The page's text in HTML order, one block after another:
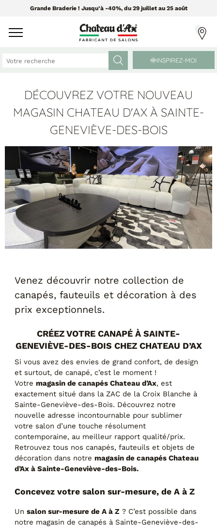
Grande Braderie ! Jusqu’à -40%, du 29 juillet au 25 août
CANAPÉS ET FAUTEUILS
Tissus Greensofa
850 tissus et 250 cuirs
PAR MATIÈRE
Canapés cuir
Canapés tissu
PAR FORME
Canapés avec méridienne
Canapés convertibles
Canapés d'angle
Canapés droits
Canapés modulables
Fauteuils de relaxation D-Stress
PAR TAILLE
MEUBLES ET DÉCO
PAR CATÉGORIE
Chaises
Coussins
Enfilades
Luminaires
Objets déco
Tableaux
Tables basses
Tables repas
Tapis
Classique
Contemporain
Industriel
INSPIREZ-MOI
DÉCOUVREZ VOTRE NOUVEAU
MAGASIN CHATEAU D'AX À SAINTE-
GENEVIÈVE-DES-BOIS
Venez découvrir notre collection de
canapés, fauteuils et décoration à des
prix exceptionnels.
CRÉEZ VOTRE CANAPÉ À SAINTE-
GENEVIÈVE-DES-BOIS CHEZ CHATEAU D’AX
Si vous avez des envies de grand confort, de design
et surtout, de canapé, c’est le moment !
Votre magasin de canapés Chateau d’Ax, est
exactement situé dans la ZAC de la Croix Blanche à
Sainte-Geneviève-des-Bois. Découvrez notre
nouvelle adresse incontournable pour sublimer
votre salon d’une touche résolument
contemporaine, au meilleur rapport qualité/prix.
Retrouvez tous nos canapés, fauteuils et objets de
décoration dans notre magasin de canapés Chateau
d’Ax à Sainte-Geneviève-des-Bois.
Concevez votre salon sur-mesure, de A à Z
Un salon sur-mesure de A à Z ? C’est possible dans
notre magasin de canapés à Sainte-Geneviève-des-